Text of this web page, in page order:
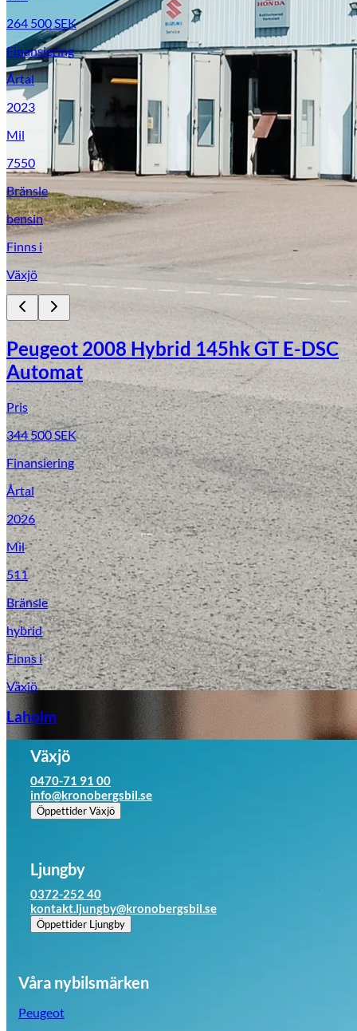
Skadeverkstad
Laholm
264 500 SEK
Finansiering
Årtal
2023
Mil
7550
Bränsle
bensin
Finns i
Växjö
Peugeot 2008 Hybrid 145hk GT E-DSC
Automat
Pris
344 500SEK
Finansiering
Årtal
2026
Mil
511
Bränsle
hybrid
Finns i
Växjö
Växjö
0470-71 91 00
info@kronobergsbil.se
ÖppettiderVäxjö
Ljungby
0372-252 40
kontakt.ljungby@kronobergsbil.se
Öppettider Ljungby
Våra nybilsmärken
Peugeot